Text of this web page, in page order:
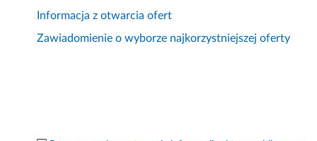
Informacja z otwarcia ofert
Zawiadomienie o wyborze najkorzystniejszej oferty